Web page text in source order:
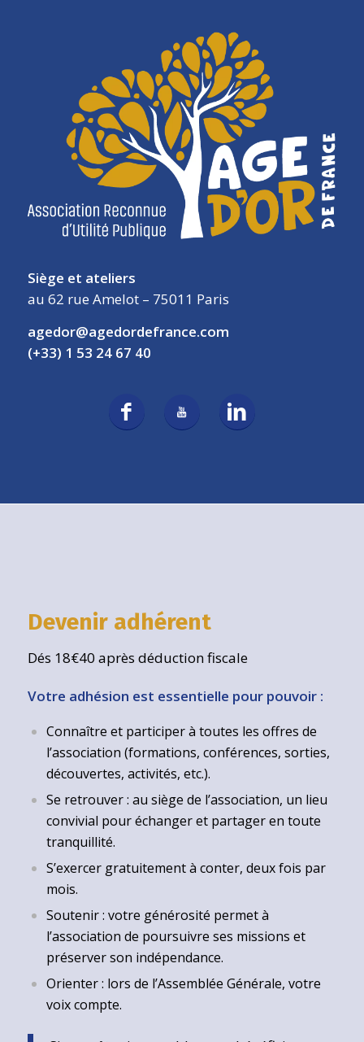
Siège et ateliers
au 62 rue Amelot – 75011 Paris
agedor@agedordefrance.com
(+33) 1 53 24 67 40
Devenir adhérent
Dés 18€40 après déduction fiscale
Votre adhésion est essentielle pour pouvoir :
Connaître et participer à toutes les offres de
l’association (formations, conférences, sorties,
découvertes, activités, etc.).
Se retrouver : au siège de l’association, un lieu
convivial pour échanger et partager en toute
tranquillité.
S’exercer gratuitement à conter, deux fois par
mois.
Soutenir : votre générosité permet à
l’association de poursuivre ses missions et
préserver son indépendance.
Orienter : lors de l’Assemblée Générale, votre
voix compte.